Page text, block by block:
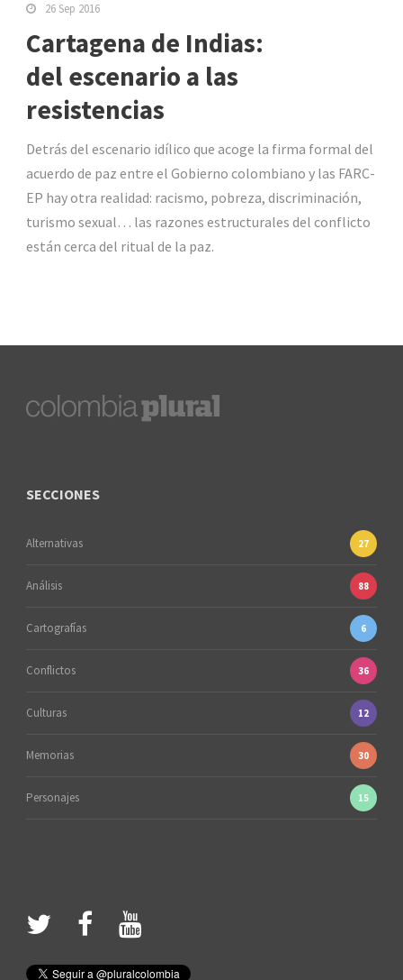
26 Sep 2016
Cartagena de Indias:
del escenario a las
resistencias
Detrás del escenario idílico que acoge la firma formal del
acuerdo de paz entre el Gobierno colombiano y las FARC-
EP hay otra realidad: racismo, pobreza, discriminación,
turismo sexual… las razones estructurales del conflicto
están cerca del ritual de la paz.
SECCIONES
Alternativas 27
Análisis 88
Cartografías 6
Conflictos 36
Culturas 12
Memorias 30
Personajes 15